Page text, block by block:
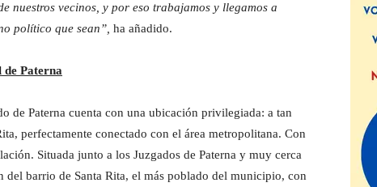
nuestros vecinos, y por eso trabajamos y llegamos a
político que sean”, ha añadido.
Paterna
de Paterna cuenta con una ubicación privilegiada: a tan
perfectamente conectado con el área metropolitana. Con
Situada junto a los Juzgados de Paterna y muy cerca
barrio de Santa Rita, el más poblado del municipio, con